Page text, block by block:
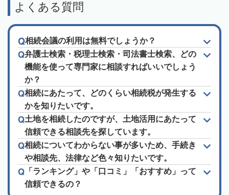
よくある質問
相続会議の利用は無料でしょうか？
弁護士検索・税理士検索・司法書士検索、どの
機能を使って専門家に相談すればいいでしょう
か？
相続にあたって、どのくらい相続税が発生する
かを知りたいです。
土地を相続したのですが、土地活用にあたって
信頼できる相談先を探しています。
相続についてわからない事が多いため、手続き
や相談先、法律など色々知りたいです。
「ランキング」や「口コミ」「おすすめ」って
信頼できるの？